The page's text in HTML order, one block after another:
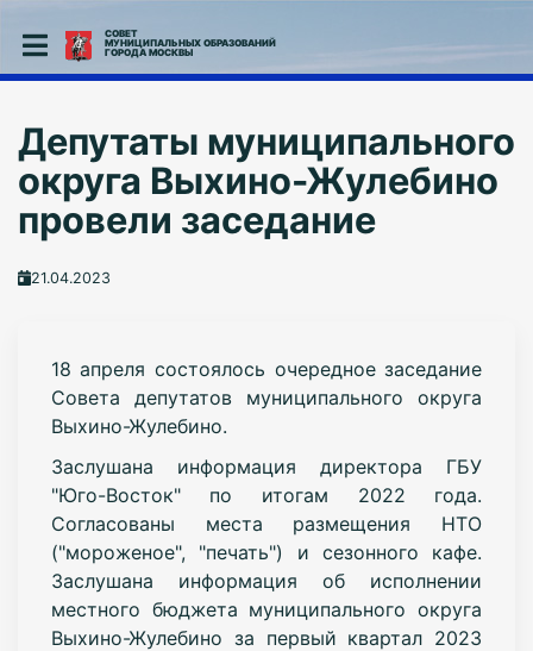
СОВЕТ
МУНИЦИПАЛЬНЫХ ОБРАЗОВАНИЙ
ГОРОДА МОСКВЫ
Депутаты муниципального
округа Выхино-Жулебино
провели заседание
21.04.2023
18 апреля состоялось очередное заседание
Совета депутатов муниципального округа
Выхино-Жулебино.
Заслушана информация директора ГБУ
"Юго-Восток" по итогам 2022 года.
Согласованы места размещения НТО
("мороженое", "печать") и сезонного кафе.
Заслушана информация об исполнении
местного бюджета муниципального округа
Выхино-Жулебино за первый квартал 2023